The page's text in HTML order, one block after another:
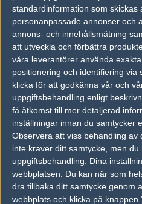
standardinformation som skickas
personanpassade annonser och
annons- och innehållsmätning
att utveckla och förbättra
våra leverantörer använda
positionering och identifiering via
klicka för att godkänna vår och
uppgiftsbehandling enligt
få åtkomst till mer detaljerad
inställningar innan du samtycker
Observera att viss behandling
inte kräver ditt samtycke, men
uppgiftsbehandling. Dina
webbplatsen. Du kan när som
dra tillbaka ditt samtycke genom
webbplats och klicka på
Följ oss på Instagram
Följ oss på Twitch
Information
Annonsering
Copyright och Privacy Policy
Användaravtal
Kontakta
Om Fragbite
Copyright Fragbite. Allt